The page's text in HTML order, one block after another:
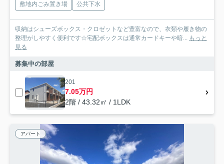
敷地内ごみ置き場
公共下水
収納はシューズボックス・クロゼットなど豊富なので、衣類や履き物の
整理がしやすく便利です☆宅配ボックスは通常カードキーや暗... もっと
見る
募集中の部屋
201
7.05万円
2階 / 43.32㎡ / 1LDK
アパート